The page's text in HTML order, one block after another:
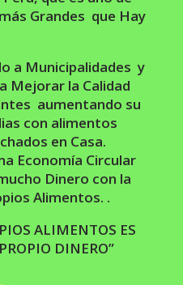
Grandes que Hay
a Municipalidades y
Mejorar la Calidad
aumentando su
con alimentos
en Casa.
Economía Circular
Dinero con la
Alimentos. .
ALIMENTOS ES
DINERO”